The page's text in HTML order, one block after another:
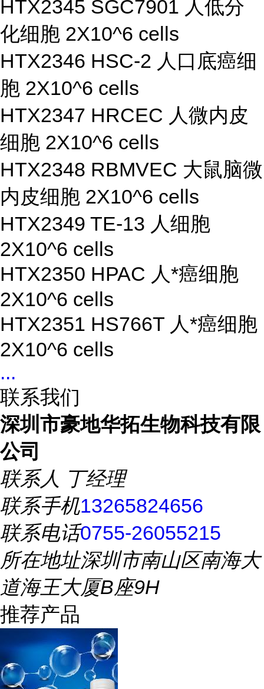
HTX2345 SGC7901 人低分
化细胞 2X10^6 cells
HTX2346 HSC-2 人口底癌细
胞 2X10^6 cells
HTX2347 HRCEC 人微内皮
细胞 2X10^6 cells
HTX2348 RBMVEC 大鼠脑微
内皮细胞 2X10^6 cells
HTX2349 TE-13 人细胞
2X10^6 cells
HTX2350 HPAC 人*癌细胞
2X10^6 cells
HTX2351 HS766T 人*癌细胞
2X10^6 cells
...
联系我们
深圳市豪地华拓生物科技有限
公司
联系人 丁经理
联系手机13265824656
联系电话0755-26055215
所在地址深圳市南山区南海大
道海王大厦B座9H
推荐产品